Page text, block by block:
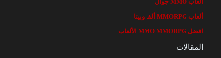
ألعاب MMO جوال
ألعاب MMORPG ألفا وبيتا
افضل MMO MMORPG الألعاب
المقالات